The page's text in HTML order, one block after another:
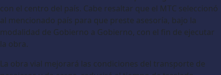
con el centro del país. Cabe resaltar que el MTC seleccionó
al mencionado país para que preste asesoría, bajo la
modalidad de Gobierno a Gobierno, con el fin de ejecutar
la obra.
La obra vial mejorará las condiciones del transporte de